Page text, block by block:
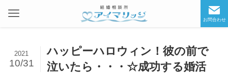
お問合わせ
ハッピーハロウィン！彼の前で
泣いたら・・・☆成功する婚活
2021
10/31